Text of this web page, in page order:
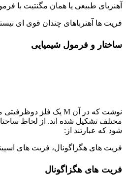
آهنربای طبیعی یا همان مگنتیت با
فریت ها آهنرباهای چندان قوی ای
ساختار و فرمول شیمیایی
نوشت که در آن M یک فلز دوظرفیتی مانند
مختلف تشکیل شده اند. از لحاظ
شود که عبارتند از:
فریت های هگزاگونال، فریت های
فریت های هگزاگونال